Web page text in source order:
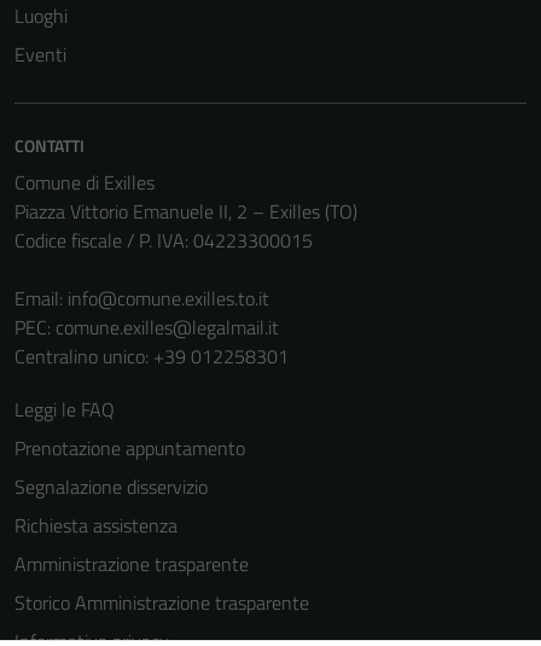
Luoghi
Eventi
CONTATTI
Comune di Exilles
Piazza Vittorio Emanuele II, 2 – Exilles (TO)
Codice fiscale / P. IVA: 04223300015
Email: info@comune.exilles.to.it
PEC: comune.exilles@legalmail.it
Centralino unico: +39 012258301
Leggi le FAQ
Prenotazione appuntamento
Segnalazione disservizio
Richiesta assistenza
Amministrazione trasparente
Storico Amministrazione trasparente